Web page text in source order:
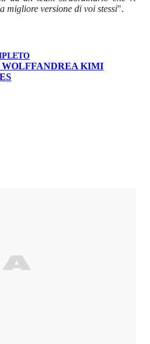
migliore versione di voi stessi".
ANDREA KIMI